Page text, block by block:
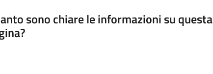
sono chiare le informazioni su questa